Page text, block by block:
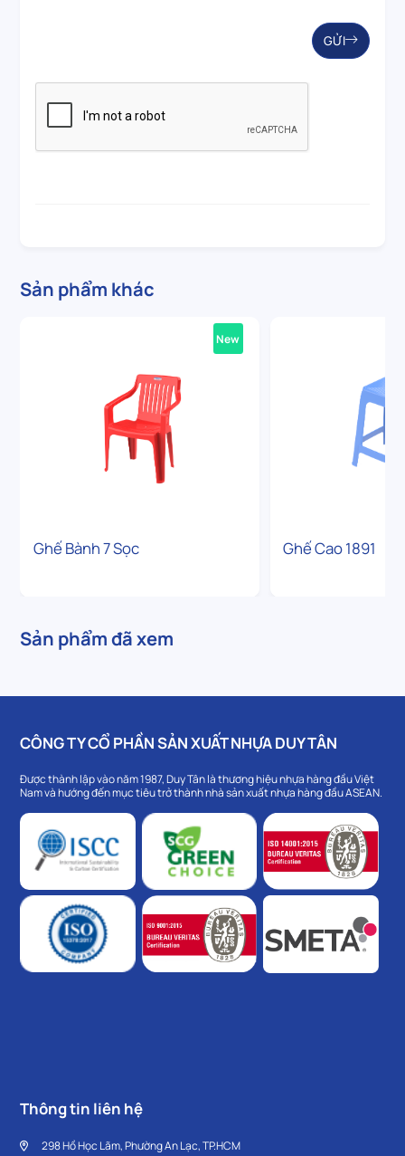
GỬI
Sản phẩm khác
Ghế Bành 7 Sọc
New
Ghế Cao 1891
Sản phẩm đã xem
CÔNG TY CỔ PHẦN SẢN XUẤT NHỰA DUY TÂN
Được thành lập vào năm 1987, Duy Tân là thương hiệu nhựa hàng đầu Việt
Nam và hướng đến mục tiêu trở thành nhà sản xuất nhựa hàng đầu ASEAN.
Thông tin liên hệ
298 Hồ Học Lãm, Phường An Lạc, TP.HCM